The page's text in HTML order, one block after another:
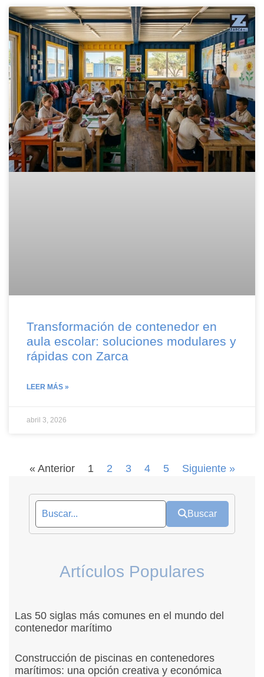
Transformación de contenedor en
aula escolar: soluciones modulares y
rápidas con Zarca
LEER MÁS »
abril 3, 2026
« Anterior 1 2 3 4 5 Siguiente »
Buscar
Artículos Populares
Las 50 siglas más comunes en el mundo del
contenedor marítimo
Construcción de piscinas en contenedores
marítimos: una opción creativa y económica